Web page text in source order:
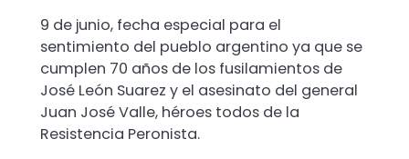
9 de junio, fecha especial para el
sentimiento del pueblo argentino ya que se
cumplen 70 años de los fusilamientos de
José León Suarez y el asesinato del general
Juan José Valle, héroes todos de la
Resistencia Peronista.